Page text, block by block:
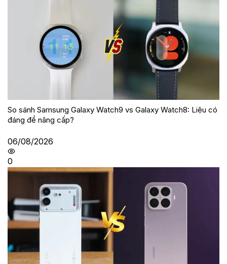
So sánh Samsung Galaxy Watch9 vs Galaxy Watch8: Liệu có
đáng để nâng cấp?
06/08/2026
0